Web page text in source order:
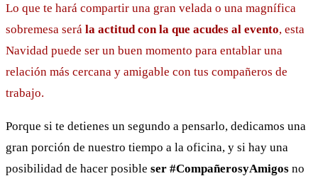
Lo que te hará compartir una gran velada o una magnífica
sobremesa será la actitud con la que acudes al evento, esta
Navidad puede ser un buen momento para entablar una
relación más cercana y amigable con tus compañeros de
trabajo.
Porque si te detienes un segundo a pensarlo, dedicamos una
gran porción de nuestro tiempo a la oficina, y si hay una
posibilidad de hacer posible ser #CompañerosyAmigos no